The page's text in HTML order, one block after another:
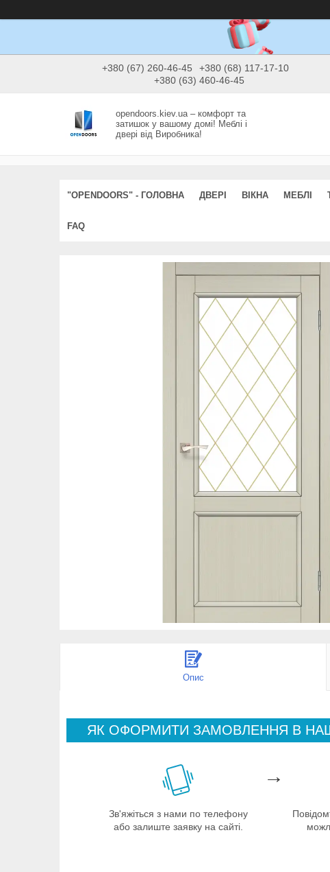
+380 (67) 260-46-45
+380 (68) 117-17-10
+380 (63) 460-46-45
opendoors.kiev.ua – комфорт та
затишок у вашому домі! Меблі і
двері від Виробника!
"OPENDOORS" - ГОЛОВНА ДВЕРІ ВІКНА МЕБЛІ
FAQ
Опис
ЯК ОФОРМИТИ ЗАМОВЛЕННЯ В
Зв'яжіться з нами по телефону
або залиште заявку на сайті.
→